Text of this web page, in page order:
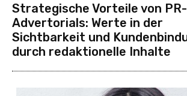
Strategische Vorteile von PR-
Advertorials: Werte in der
Sichtbarkeit und
durch redaktionelle Inhalte